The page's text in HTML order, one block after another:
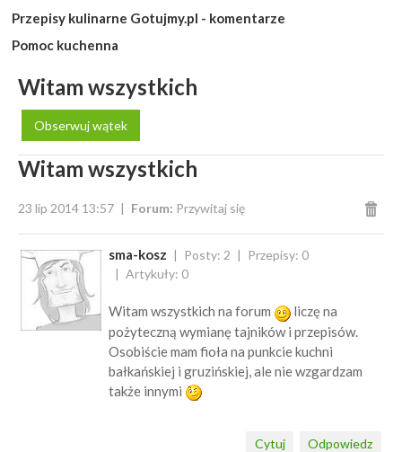
Przepisy kulinarne Gotujmy.pl - komentarze
Pomoc kuchenna
Witam wszystkich
Obserwuj wątek
Witam wszystkich
23 lip 2014 13:57 Forum: Przywitaj się
sma-kosz Posty: 2
Przepisy: 0
Artykuły: 0
Witam wszystkich na forum
liczę na
pożyteczną wymianę tajników i przepisów.
Osobiście mam fioła na punkcie kuchni
bałkańskiej i gruzińskiej, ale nie wzgardzam
także innymi
Odpowiedz
Cytuj